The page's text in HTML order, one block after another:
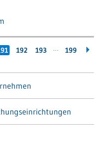
192 193 … 199